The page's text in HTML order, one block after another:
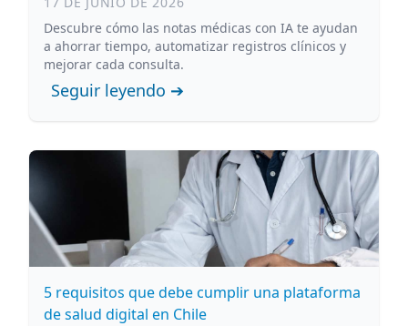
Descubre cómo las notas médicas con IA te ayudan
a ahorrar tiempo, automatizar registros clínicos y
mejorar cada consulta.
Seguir leyendo ➔
5 requisitos que debe cumplir una plataforma
de salud digital en Chile